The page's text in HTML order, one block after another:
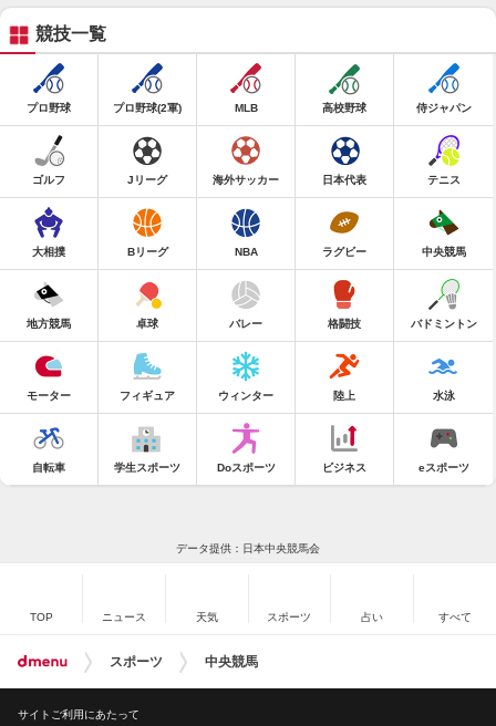
競技一覧
プロ野球 プロ野球(2軍) MLB 高校野球 侍ジャパン
ゴルフ Jリーグ 海外サッカー 日本代表 テニス
大相撲 Bリーグ NBA ラグビー 中央競馬
地方競馬 卓球 バレー 格闘技 バドミントン
モーター フィギュア ウィンター 陸上 水泳
自転車 学生スポーツ Doスポーツ ビジネス eスポーツ
データ提供：日本中央競馬会
TOP ニュース 天気 スポーツ 占い すべて
スポーツ 中央競馬
サイトご利用にあたって